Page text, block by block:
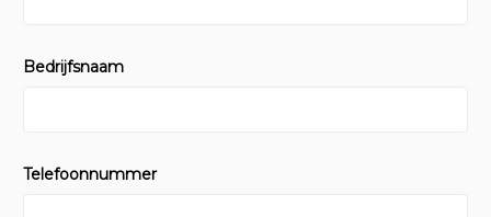
Bedrijfsnaam
Telefoonnummer